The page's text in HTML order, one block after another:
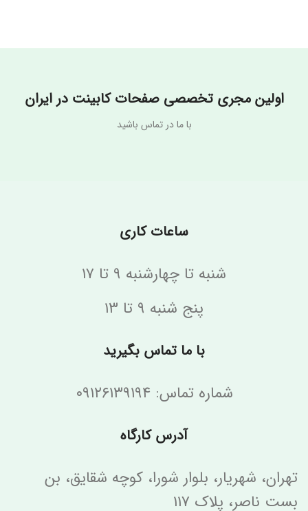
اولین مجری تخصصی صفحات کابینت در ایران
با ما در تماس باشید
ساعات کاری
شنبه تا چهارشنبه ۹ تا ۱۷
پنج شنبه ۹ تا ۱۳
با ما تماس بگیرید
شماره تماس: ۰۹۱۲۶۱۳۹۱۹۴
آدرس کارگاه
تهران، شهریار، بلوار شورا، کوچه شقایق، بن
بست ناصر، پلاک ۱۱۷